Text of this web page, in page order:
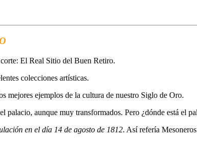
El Real Sitio del Buen Retiro.
colecciones artísticas.
mejores ejemplos de la cultura de nuestro Siglo de Oro.
aunque muy transformados. Pero ¿dónde está el
en el día 14 de agosto de 1812. Así refería